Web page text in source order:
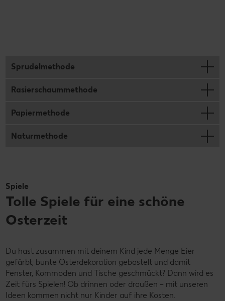
Sprudelmethode
Rasierschaummethode
Papiermethode
Naturmethode
Spiele
Tolle Spiele für eine schöne
Osterzeit
Du hast zusammen mit deinem Kind jede Menge Eier
gefärbt, bunte Osterdekoration gebastelt und damit
Fenster, Kommoden und Tische geschmückt? Dann wird es
Zeit fürs Spielen! Ob drinnen oder draußen – mit unseren
Ideen kommen nicht nur Kinder auf ihre Kosten.